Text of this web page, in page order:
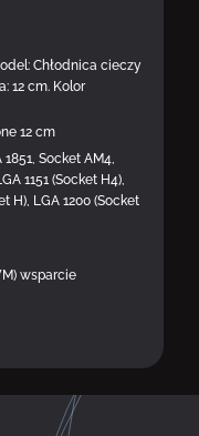
Chłodnica cieczy
12 cm. Kolor
12 cm
Socket AM4,
1151 (Socket H4),
H), LGA 1200 (Socket
wsparcie